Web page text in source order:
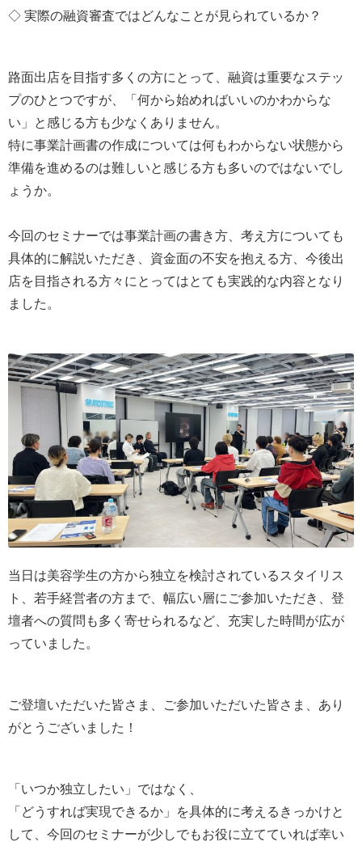
◇ 実際の融資審査ではどんなことが見られているか？
路面出店を目指す多くの方にとって、融資は重要なステッ
プのひとつですが、「何から始めればいいのかわからな
い」と感じる方も少なくありません。
特に事業計画書の作成については何もわからない状態から
準備を進めるのは難しいと感じる方も多いのではないでし
ょうか。
今回のセミナーでは事業計画の書き方、考え方についても
具体的に解説いただき、資金面の不安を抱える方、今後出
店を目指される方々にとってはとても実践的な内容となり
ました。
当日は美容学生の方から独立を検討されているスタイリス
ト、若手経営者の方まで、幅広い層にご参加いただき、登
壇者への質問も多く寄せられるなど、充実した時間が広が
っていました。
ご登壇いただいた皆さま、ご参加いただいた皆さま、あり
がとうございました！
「いつか独立したい」ではなく、
「どうすれば実現できるか」を具体的に考えるきっかけと
して、今回のセミナーが少しでもお役に立てていれば幸い